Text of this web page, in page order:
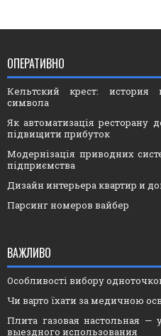
ОПЕРАТИВНО
Кельтский крест: история
символа
Як автоматизація ресторану
підвищити прибуток
Модернізація приводних
підприємства
Дизайн интерьера квартир и
Парсинг номеров вайбер
ВАЖЛИВО
Особливості вибору
Чи варто їхати за медичною
Плита газовая настольная
выездного использования